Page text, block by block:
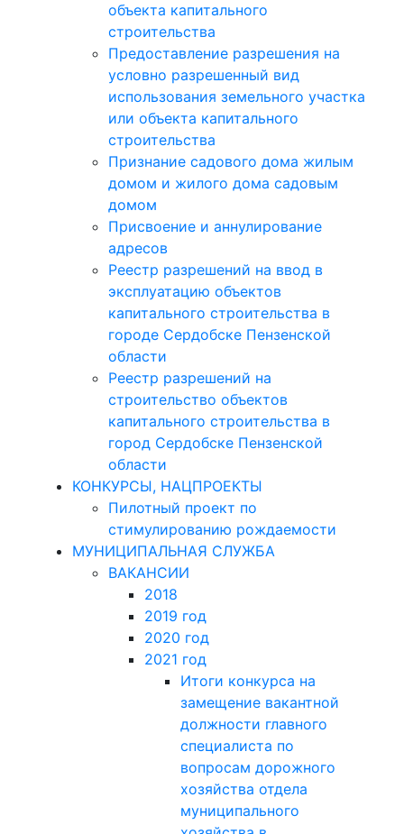
объекта капитального
строительства
Предоставление разрешения на
условно разрешенный вид
использования земельного участка
или объекта капитального
строительства
Признание садового дома жилым
домом и жилого дома садовым
домом
Присвоение и аннулирование
адресов
Реестр разрешений на ввод в
эксплуатацию объектов
капитального строительства в
городе Сердобске Пензенской
области
Реестр разрешений на
строительство объектов
капитального строительства в
город Сердобске Пензенской
области
КОНКУРСЫ, НАЦПРОЕКТЫ
Пилотный проект по
стимулированию рождаемости
МУНИЦИПАЛЬНАЯ СЛУЖБА
ВАКАНСИИ
2018
2019 год
2020 год
2021 год
Итоги конкурса на
замещение вакантной
должности главного
специалиста по
вопросам дорожного
хозяйства отдела
муниципального